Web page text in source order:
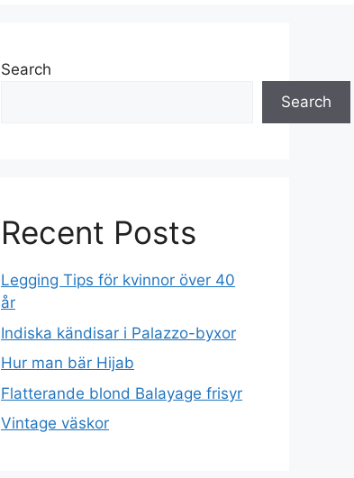
Search
Search
Recent Posts
Legging Tips för kvinnor över 40
år
Indiska kändisar i Palazzo-byxor
Hur man bär Hijab
Flatterande blond Balayage frisyr
Vintage väskor